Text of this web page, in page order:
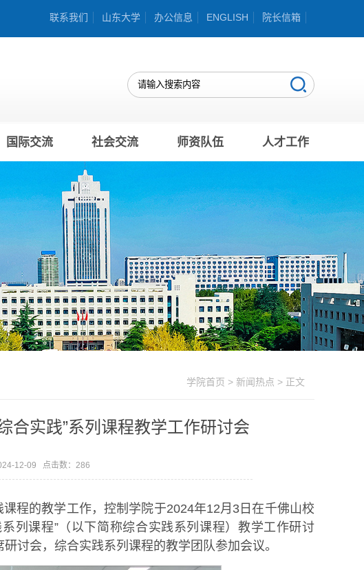
联系我们 山东大学 办公信息 ENGLISH 院长信箱
国际交流 社会交流 师资队伍 人才工作
学院首页 > 新闻热点 > 正文
合实践”系列课程教学工作研讨会
12-09 点击数： 286
程的教学工作，控制学院于2024年12月3日在千佛山校
列课程”（以下简称综合实践系列课程）教学工作研讨
讨会，综合实践系列课程的教学团队参加会议。